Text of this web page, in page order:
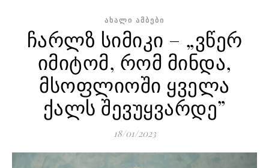
ᲐᲮᲐᲚᲘ ᲐᲛᲑᲔᲑᲘ
ჩარლზ სიმიკი – „ვწერ
იმიტომ, რომ მინდა,
მსოფლიოში ყველა
ქალს შევუყვარდე”
18/01/2023